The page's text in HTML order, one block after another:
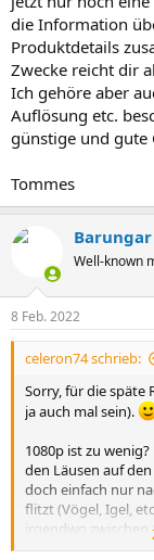
die Information
Produktdetails
Zwecke reicht dir
Ich gehöre aber
Auflösung etc.
günstige und gute
Tommes
Barungar
Well-known
8 Feb. 2022
celeron74 schrieb:
Sorry, für die späte
ja auch mal sein).
1080p ist zu
den Läusen auf
doch einfach nur
flitzt (Vögel, Igel,
irgendwo zwischen
1080p hört sich